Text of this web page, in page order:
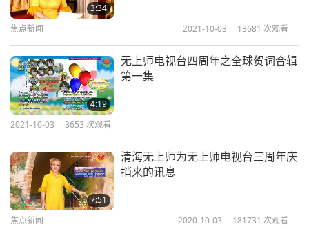
学家、运动员、政治家等等—并且勇于以自己的声音
为无声者发声。「（我想对他们说绝对要持纯素，因
为持纯素已被多次证明。最有益于健康，最有益于心
灵，最有益于身体、灵魂、动物、地球、后代、未来
与环境。）」
我们也非常感谢无上师电视台如此珍贵的礼物，更感
谢师父无条件的爱，以及自古以来为地球和宇宙所有
众生灵性的提升所做的伟大牺牲。最后，我们分享来
自无上师电视台团队所有人的心声。「（师父，能与
您同在，我们深感荣幸。这是我们一生中最有价值的
3:34
焦点新闻 2021-10-03 13681 次观看
4:19
无上师电视台四周年之全球贺词合辑
第一集
2021-10-03 3653 次观看
7:51
清海无上师为无上师电视台三周年庆
捎来的讯息
焦点新闻 2020-10-03 181731 次观看